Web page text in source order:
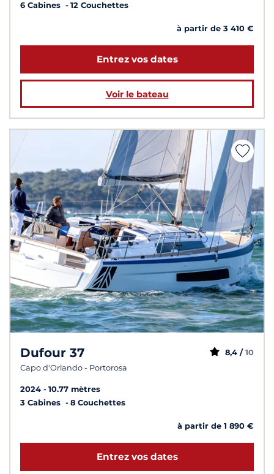
6 Cabines 12 Couchettes
à partir de 3 410 €
Entrez vos dates
Voir le bateau
Dufour 37
Capo d'Orlando - Portorosa
8,4 / 10
2024
10.77 mètres
3 Cabines
8 Couchettes
à partir de 1 890 €
Entrez vos dates